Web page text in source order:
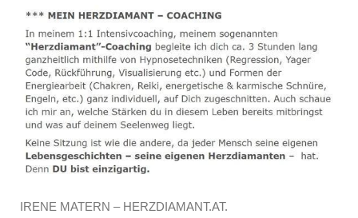
IRENE MATERN – HERZDIAMANT.AT.